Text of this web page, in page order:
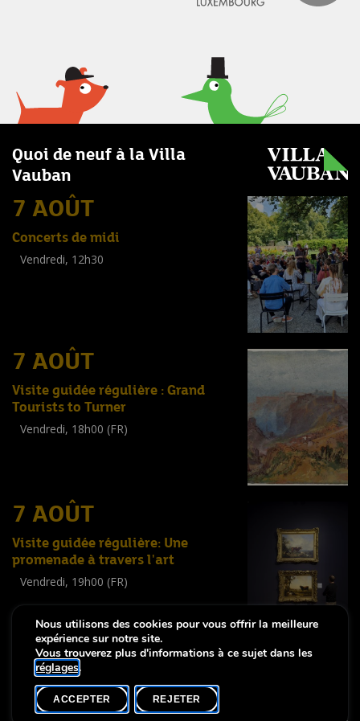
Quoi de neuf à la Villa
Vauban
7 AOÛT
Concerts de midi
Vendredi, 12h30
7 AOÛT
Visite guidée régulière : Grand
Tourists to Turner
Vendredi, 18h00 (FR)
7 AOÛT
Visite guidée régulière: Une
promenade à travers l'art
Vendredi, 19h00 (FR)
Tout public)
Notice légale-
Copyright © 2026, Lëtzebuerg City Museum. Tous droits réservés
Nous utilisons des cookies pour vous offrir la meilleure
expérience sur notre site.
Vous trouverez plus d'informations à ce sujet dans les
réglages.
ACCEPTER REJETER